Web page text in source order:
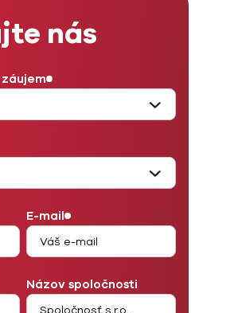
nás
E-mail
Názov spoločnosti